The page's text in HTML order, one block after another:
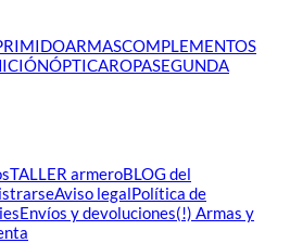
ARMASCOMPLEMENTOS
ÓPTICAROPASEGUNDA
TALLER armeroBLOG del
Aviso legalPolítica de
Envíos y devoluciones(!) Armas y